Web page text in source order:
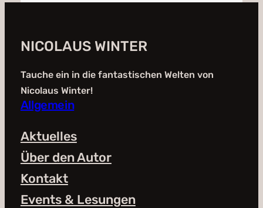
NICOLAUS WINTER
Tauche ein in die fantastischen Welten von
Nicolaus Winter!
Allgemein
Aktuelles
Über den Autor
Kontakt
Events & Lesungen